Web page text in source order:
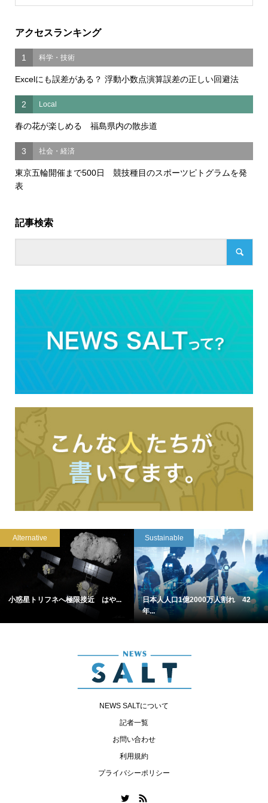
アクセスランキング
1 科学・技術
Excelにも誤差がある？ 浮動小数点演算誤差の正しい回避法
2 Local
春の花が楽しめる 福島県内の散歩道
3 社会・経済
東京五輪開催まで500日 競技種目のスポーツピトグラムを発
表
記事検索
Alternative
小惑星トリフネへ極限接近 はや...
Sustainable
日本人人口1億2000万人割れ 42
年...
NEWS SALTについて
記者一覧
お問い合わせ
利用規約
プライバシーポリシー